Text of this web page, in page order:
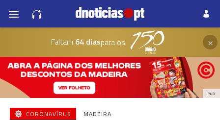
Faltam 64 diaspara os ×
PUB
CORONAVÍRUS MADEIRA